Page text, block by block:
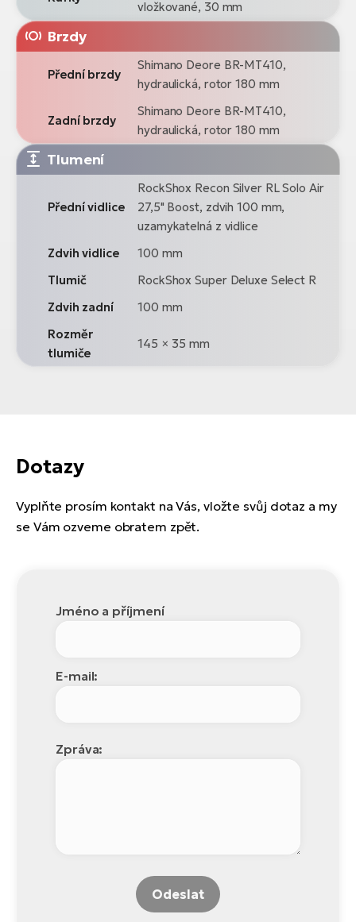
vložkované, 30 mm
Brzdy
Přední brzdy
Shimano Deore BR-MT410,
hydraulická, rotor 180 mm
Zadní brzdy
Shimano Deore BR-MT410,
hydraulická, rotor 180 mm
Tlumení
Přední vidlice
RockShox Recon Silver RL Solo Air
27,5" Boost, zdvih 100 mm,
uzamykatelná z vidlice
Zdvih vidlice
100 mm
Tlumič
RockShox Super Deluxe Select R
Zdvih zadní
100 mm
Rozměr
tlumiče
145 × 35 mm
Dotazy
Vyplňte prosím kontakt na Vás, vložte svůj dotaz a my
se Vám ozveme obratem zpět.
Jméno a příjmení
E-mail:
Zpráva:
Odeslat